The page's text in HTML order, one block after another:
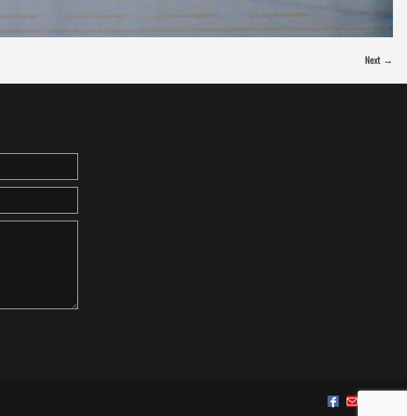
Next →